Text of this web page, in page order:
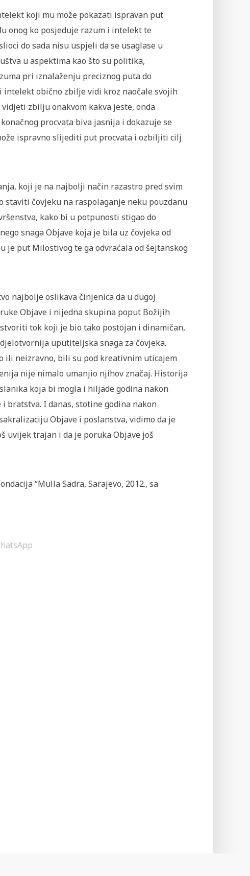
koji mu može pokazati ispravan put
onog ko posjeduje razum i intelekt te
do sada nisu uspjeli da se usaglase u
u aspektima kao što su politika,
pri iznalaženju preciznog puta do
obično zbilje vidi kroz naočale svojih
zbilju onakvom kakva jeste, onda
procvata biva jasnija i dokazuje se
ispravno slijediti put procvata i ozbiljiti cilj
koji je na najbolji način razastro pred svim
staviti čovjeku na raspolaganje neku pouzdanu
kako bi u potpunosti stigao do
snaga Objave koja je bila uz čovjeka od
je put Milostivog te ga odvraćala od šejtanskog
najbolje oslikava činjenica da u dugoj
Objave i nijedna skupina poput Božijih
tok koji je bio tako postojan i dinamičan,
uputiteljska snaga za čovjeka.
ili neizravno, bili su pod kreativnim uticajem
nije nimalo umanjio njihov značaj. Historija
koja bi mogla i hiljade godina nakon
I danas, stotine godina nakon
Objave i poslanstva, vidimo da je
uvijek trajan i da je poruka Objave još
“Mulla Sadra, Sarajevo, 2012., sa